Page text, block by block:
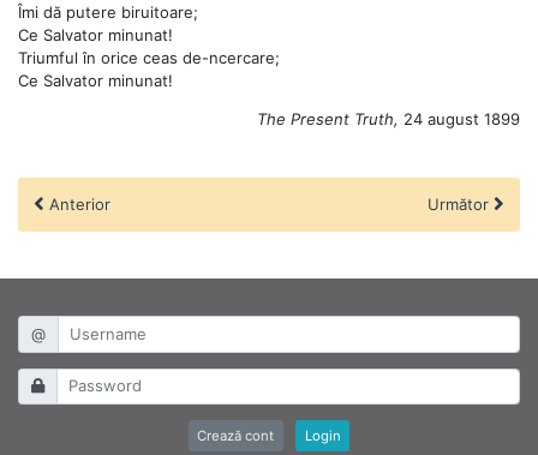
Îmi dă putere biruitoare;
Ce Salvator minunat!
Triumful în orice ceas de-ncercare;
Ce Salvator minunat!
The Present Truth, 24 august 1899
Anterior Următor
@
Crează cont Login